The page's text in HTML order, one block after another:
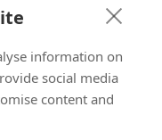
information on
social media
content and